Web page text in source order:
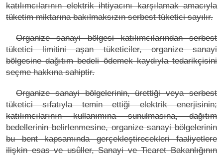
katılımcılarının elektrik ihtiyacını karşılamak amacıyla
tüketim miktarına bakılmaksızın serbest tüketici sayılır.
Organize sanayi bölgesi katılımcılarından serbest
tüketici limitini aşan tüketiciler, organize sanayi
bölgesine dağıtım bedeli ödemek kaydıyla tedarikçisini
seçme hakkına sahiptir.
Organize sanayi bölgelerinin, ürettiği veya serbest
tüketici sıfatıyla temin ettiği elektrik enerjisinin;
katılımcılarının kullanımına sunulmasına, dağıtım
bedellerinin belirlenmesine, organize sanayi bölgelerinin
bu bent kapsamında gerçekleştirecekleri faaliyetlere
ilişkin esas ve usûller, Sanayi ve Ticaret Bakanlığının